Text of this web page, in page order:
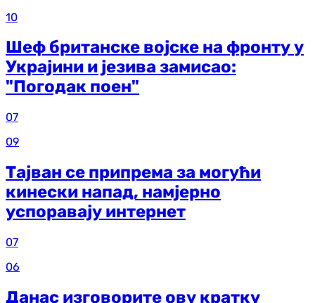
10
Шеф британске војске на фронту у
Украјини и језива замисао:
"Погодак поен"
07
09
Тајван се припрема за могући
кинески напад, намјерно
успоравају интернет
07
06
Данас изговорите ову кратку